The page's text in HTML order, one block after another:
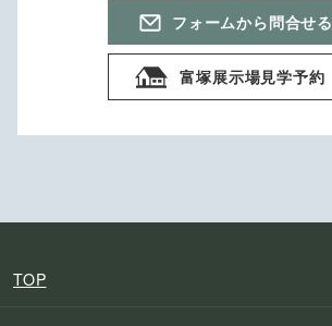
フォームから問合せる
富塚展示場見学予約
TOP